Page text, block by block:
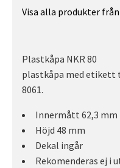
Visa alla produkter från
Plastkåpa NKR 80
plastkåpa med etikett
8061.
Innermått 62,3 mm
Höjd 48 mm
Dekal ingår
Rekomenderas ej i